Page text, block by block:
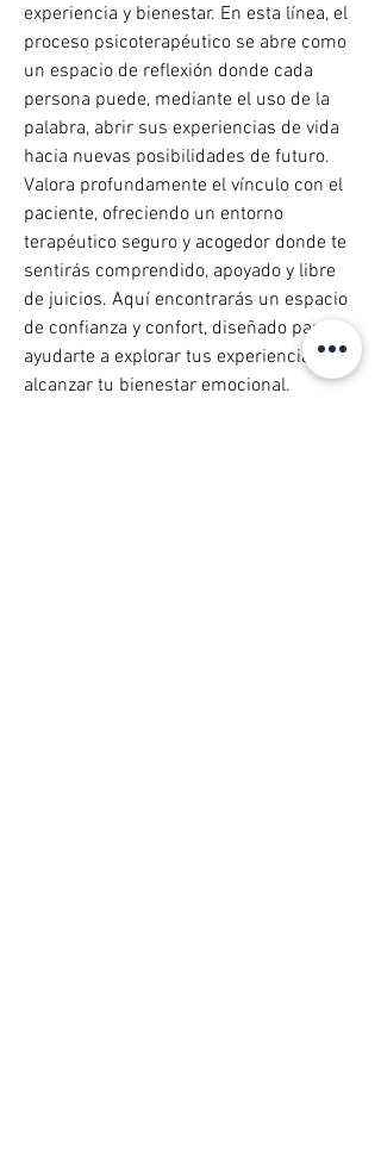
experiencia y bienestar. En esta línea, el
proceso psicoterapéutico se abre como
un espacio de reflexión donde cada
persona puede, mediante el uso de la
palabra, abrir sus experiencias de vida
hacia nuevas posibilidades de futuro.
Valora profundamente el vínculo con el
paciente, ofreciendo un entorno
terapéutico seguro y acogedor donde te
sentirás comprendido, apoyado y libre
de juicios. Aquí encontrarás un espacio
de confianza y confort, diseñado para
ayudarte a explorar tus experiencias y
alcanzar tu bienestar emocional.